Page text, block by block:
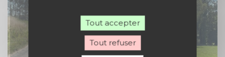
Tout accepter
Tout refuser